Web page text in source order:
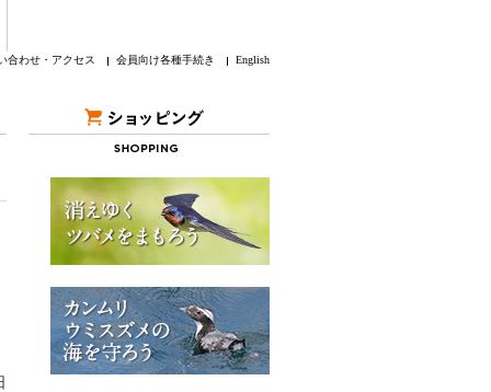
合わせ・アクセス 会員向け各種手続き English